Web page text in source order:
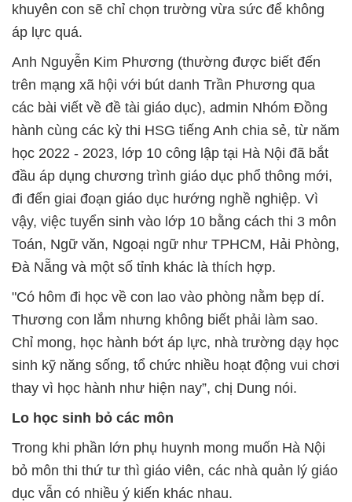
khuyên con sẽ chỉ chọn trường vừa sức để không
áp lực quá.
Anh Nguyễn Kim Phương (thường được biết đến
trên mạng xã hội với bút danh Trần Phương qua
các bài viết về đề tài giáo dục), admin Nhóm Đồng
hành cùng các kỳ thi HSG tiếng Anh chia sẻ, từ năm
học 2022 - 2023, lớp 10 công lập tại Hà Nội đã bắt
đầu áp dụng chương trình giáo dục phổ thông mới,
đi đến giai đoạn giáo dục hướng nghề nghiệp. Vì
vậy, việc tuyển sinh vào lớp 10 bằng cách thi 3 môn
Toán, Ngữ văn, Ngoại ngữ như TPHCM, Hải Phòng,
Đà Nẵng và một số tỉnh khác là thích hợp.
"Có hôm đi học về con lao vào phòng nằm bẹp dí.
Thương con lắm nhưng không biết phải làm sao.
Chỉ mong, học hành bớt áp lực, nhà trường dạy học
sinh kỹ năng sống, tổ chức nhiều hoạt động vui chơi
thay vì học hành như hiện nay”, chị Dung nói.
Lo học sinh bỏ các môn
Trong khi phần lớn phụ huynh mong muốn Hà Nội
bỏ môn thi thứ tư thì giáo viên, các nhà quản lý giáo
dục vẫn có nhiều ý kiến khác nhau.